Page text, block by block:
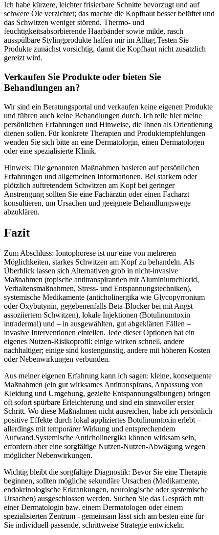
Ich ⁣habe kürzere, leichter frisierbare Schnitte bevorzugt und‍ auf
schwere Öle verzichtet; das machte die Kopfhaut ‍besser belüftet und
das Schwitzen weniger störend. ⁤Thermo- und
feuchtigkeitsabsorbierende Haarbänder ⁢sowie⁣ milde, rasch
ausspülbare ‌Stylingprodukte halfen mir im‍ Alltag.Testen Sie
Produkte‌ zunächst vorsichtig, damit die Kopfhaut nicht zusätzlich
gereizt ⁣wird.
Verkaufen Sie Produkte oder‍ bieten Sie
Behandlungen an?
Wir sind ein Beratungsportal und verkaufen keine eigenen Produkte
und führen auch keine Behandlungen durch. Ich ‌teile hier ‌meine
persönlichen ⁤Erfahrungen und Hinweise, die Ihnen als Orientierung⁢
dienen sollen.​ Für konkrete Therapien und Produktempfehlungen‌
wenden Sie sich bitte an eine Dermatologin, einen Dermatologen
oder eine spezialisierte Klinik.
Hinweis: Die genannten Maßnahmen basieren auf persönlichen ​
Erfahrungen ⁤und allgemeinen ⁢Informationen. Bei ‍starkem oder
plötzlich auftretendem Schwitzen am Kopf bei geringer
Anstrengung sollten Sie eine Fachärztin oder einen Facharzt
konsultieren, um Ursachen‌ und geeignete Behandlungswege
abzuklären. ⁤
Fazit
Zum Abschluss: Iontophorese ist nur eine von mehreren
Möglichkeiten, ‌starkes ⁣Schwitzen am Kopf ‌zu behandeln.⁢ Als
Überblick lassen sich Alternativen grob in nicht‑invasive
Maßnahmen (topische antitranspirantien mit Aluminiumchlorid,
Verhaltensmaßnahmen, Stress‑ und ⁣Entspannungstechniken),
systemische Medikamente (anticholinergika wie Glycopyrronium
oder‌ Oxybutynin, gegebenenfalls‍ Beta‑Blocker bei⁣ mit‍ Angst
assoziiertem Schwitzen), ⁣lokale⁢ Injektionen (Botulinumtoxin
intradermal) und – ⁤in ausgewählten, gut abgeklärten‍ Fällen –
‍invasive Interventionen‌ einteilen. Jede ‍dieser Optionen hat ​ein
eigenes Nutzen‑Risikoprofil: einige wirken schnell, ⁤andere
nachhaltiger; einige sind​ kostengünstig, andere mit höheren Kosten
oder Nebenwirkungen verbunden.
Aus meiner eigenen Erfahrung kann ich sagen: kleine,​ konsequente
Maßnahmen (ein gut‍ wirksames Antitranspirans, Anpassung von ​
Kleidung und Umgebung, gezielte Entspannungsübungen)⁤ bringen
oft sofort spürbare Erleichterung und sind ein sinnvoller erster
Schritt. Wo⁤ diese Maßnahmen nicht ausreichen, habe ich ⁣persönlich
positive Effekte durch lokal appliziertes‌ Botulinumtoxin ‍erlebt –
allerdings mit temporärer Wirkung und entsprechendem
Aufwand.Systemische ‌Anticholinergika können wirksam sein,⁢
erfordern aber eine sorgfältige Nutzen‑Nutzen‑Abwägung⁣ wegen
⁣möglicher Nebenwirkungen.
Wichtig bleibt die sorgfältige Diagnostik: Bevor Sie eine Therapie
beginnen, sollten mögliche sekundäre Ursachen (Medikamente,
endokrinologische⁢ Erkrankungen,⁣ neurologische oder systemische
Ursachen) ausgeschlossen werden.​ Suchen Sie das Gespräch mit
‍einer Dermatologin bzw.‍ einem⁣ Dermatologen oder einem
spezialisierten‌ Zentrum ⁤- ​gemeinsam lässt ⁣sich am besten eine für
‍Sie individuell passende, schrittweise Strategie entwickeln.